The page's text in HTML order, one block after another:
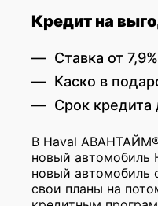
Кредит на
Ставка от 7,9%
Каско в
Срок кредита
В Haval
новый автомобиль
новый автомобиль
свои планы на